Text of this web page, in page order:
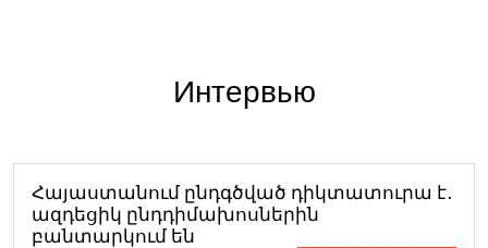
Интервью
Հայաստանում ընդգծված դիկտատուրա է․
ազդեցիկ ընդդիմախոսներին
բանտարկում են